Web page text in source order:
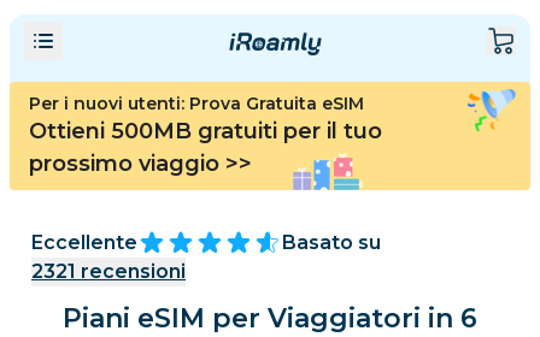
Per i nuovi utenti: Prova Gratuita eSIM
Ottieni 500MB gratuiti per il tuo
prossimo viaggio >>
Eccellente
Basato su
2321 recensioni
Piani eSIM per Viaggiatori in 6